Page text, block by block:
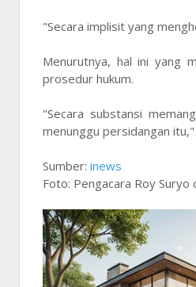
"Secara implisit yang
Menurutnya, hal ini yang
prosedur hukum.
"Secara substansi
menunggu persidangan
Sumber: inews
Foto: Pengacara Roy